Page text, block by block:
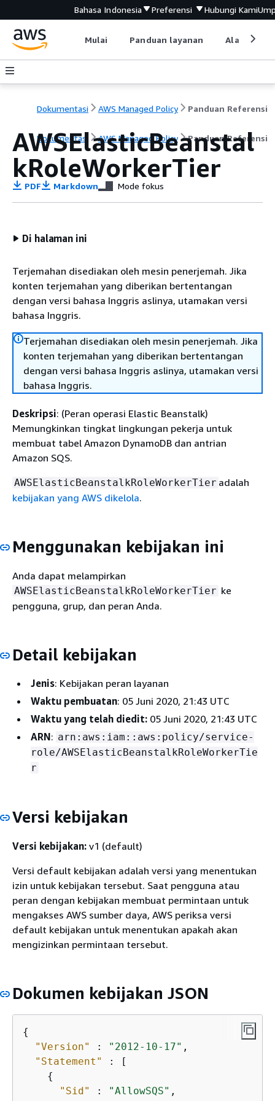
Bahasa Indonesia Preferensi Hubungi Kami
Mulai Panduan layanan Alat
Dokumentasi AWS Managed Policy Panduan Referensi
Dokumentasi AWS Managed Policy Panduan Referensi
AWSElasticBeanstal
kRoleWorkerTier
PDF Markdown Mode fokus
Di halaman ini
Terjemahan disediakan oleh mesin penerjemah. Jika
konten terjemahan yang diberikan bertentangan
dengan versi bahasa Inggris aslinya, utamakan versi
bahasa Inggris.
Terjemahan disediakan oleh mesin penerjemah. Jika
konten terjemahan yang diberikan bertentangan
dengan versi bahasa Inggris aslinya, utamakan versi
bahasa Inggris.
Deskripsi: (Peran operasi Elastic Beanstalk)
Memungkinkan tingkat lingkungan pekerja untuk
membuat tabel Amazon DynamoDB dan antrian
Amazon SQS.
AWSElasticBeanstalkRoleWorkerTier adalah
kebijakan yang AWS dikelola.
Menggunakan kebijakan ini
Anda dapat melampirkan
AWSElasticBeanstalkRoleWorkerTier ke
pengguna, grup, dan peran Anda.
Detail kebijakan
Jenis: Kebijakan peran layanan
Waktu pembuatan: 05 Juni 2020, 21:43 UTC
Waktu yang telah diedit: 05 Juni 2020, 21:43 UTC
ARN: arn:aws:iam::aws:policy/service-
role/AWSElasticBeanstalkRoleWorkerTie
r
Versi kebijakan
Versi kebijakan: v1 (default)
Versi default kebijakan adalah versi yang menentukan
izin untuk kebijakan tersebut. Saat pengguna atau
peran dengan kebijakan membuat permintaan untuk
mengakses AWS sumber daya, AWS periksa versi
default kebijakan untuk menentukan apakah akan
mengizinkan permintaan tersebut.
Dokumen kebijakan JSON
{
"Version"
: "2012-10-17" ,
"Statement"
: [
{
"Sid"
: "AllowSQS" ,